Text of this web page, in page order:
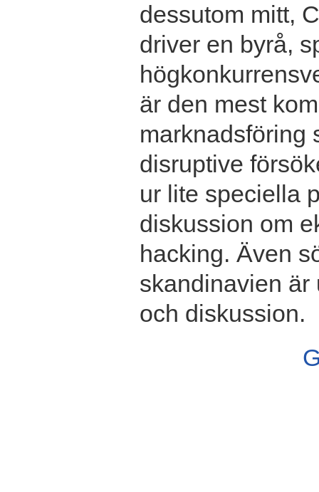
dessutom mitt,
driver en byrå,
är den mest
marknadsföring
disruptive
ur lite speciella
diskussion om
hacking. Även
skandinavien är
och diskussion.